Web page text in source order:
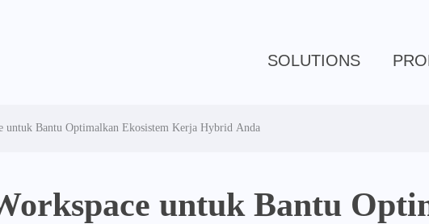
SOLUTIONS
untuk Bantu Optimalkan Ekosistem Kerja Hybrid Anda
untuk Bantu